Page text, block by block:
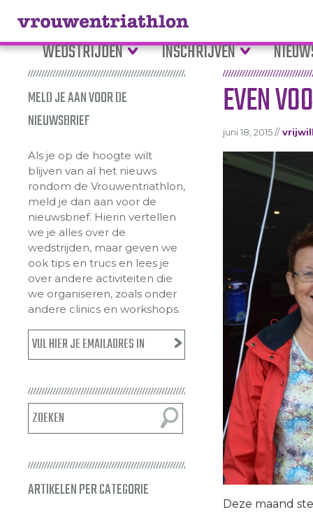
WEDSTRIJDEN INSCHRIJVEN
MELD JE AAN VOOR DE
NIEUWSBRIEF
Als je op de hoogte wilt
blijven van al het nieuws
rondom de Vrouwentriathlon,
meld je dan aan voor de
nieuwsbrief. Hierin vertellen
we je alles over de
wedstrijden, maar geven we
ook tips en trucs en lees je
over andere activiteiten die
we organiseren, zoals onder
andere clinics en workshops.
ARTIKELEN PER CATEGORIE
EVEN
juni 18, 2015 //
Deze maand